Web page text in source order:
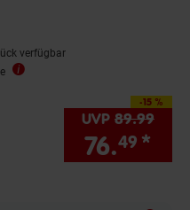
verfügbar
-15 %
Sie Sparen 15
UVP 89.99
76.49 *